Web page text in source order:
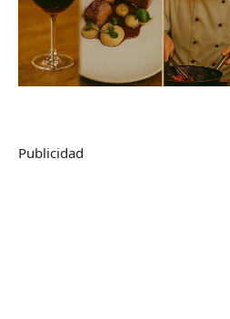
Publicidad